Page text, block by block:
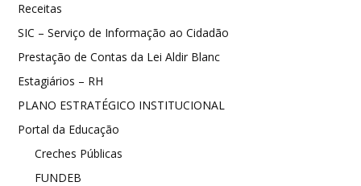
Receitas
SIC – Serviço de Informação ao Cidadão
Prestação de Contas da Lei Aldir Blanc
Estagiários – RH
PLANO ESTRATÉGICO INSTITUCIONAL
Portal da Educação
Creches Públicas
FUNDEB